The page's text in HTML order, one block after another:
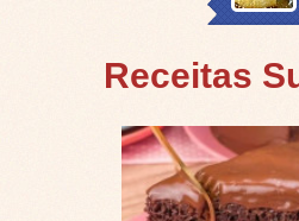
Receitas